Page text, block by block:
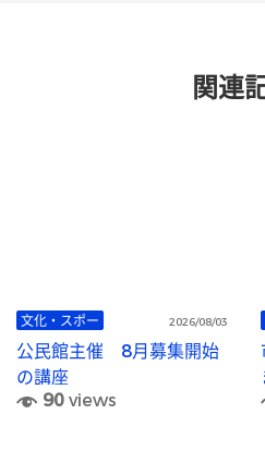
関連
文化・スポー 2026/08/03
公民館主催 8月募集開始
の講座
90views